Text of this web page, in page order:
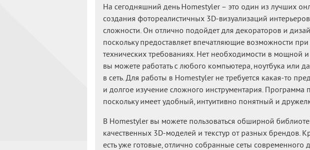
На сегодняшний день Homestyler – это один из лучших
создания фотореалистичных 3D-визуализаций
сложности. Он отлично подойдет для декораторов и
поскольку предоставляет впечатляющие возможности
технических требованиях. Нет необходимости в мощной и
вы можете работать с любого компьютера, ноутбука или
в сеть. Для работы в Homestyler не требуется какая-то
и долгое изучение сложного инструментария. Программа
поскольку имеет удобный, интуитивно понятный и
В Homestyler вы можете пользоваться обширной
качественных 3D-моделей и текстур от разных брендов.
есть уже готовые, отлично собранные сеты